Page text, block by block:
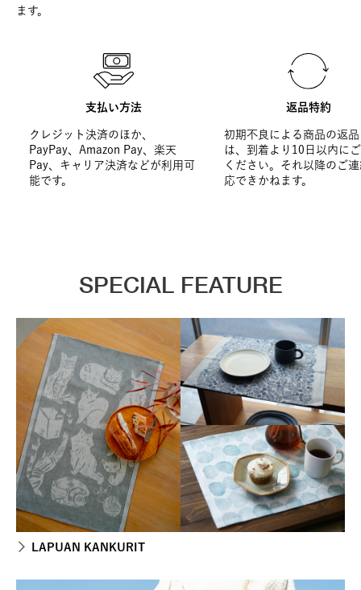
ます。
支払い方法
クレジット決済のほか、
PayPay、Amazon Pay、楽天
Pay、キャリア決済などが利用可
能です。
返品特約
初期不良による商品の返
は、到着より10日以内に
ください。それ以降のご
応できかねます。
SPECIAL FEATURE
LAPUAN KANKURIT